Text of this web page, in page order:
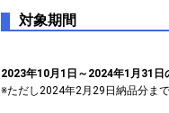
対象期間
2023年10月1日～2024年1月31日
※ただし2024年2月29日納品分ま